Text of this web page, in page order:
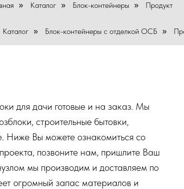
» Каталог » Блок-контейнеры » Продукт
Каталог » Блок-контейнеры с отделкой ОСБ »
для дачи готовые и на заказ. Мы
строительные бытовки,
Ниже Вы можете ознакомиться со
позвоните нам, пришлите Ваш
мы производим и доставляем по
огромный запас материалов и